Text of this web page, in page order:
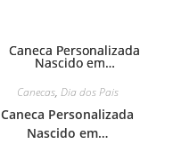
Canecas, Dia dos Pais
Caneca Personalizada
Nascido em…